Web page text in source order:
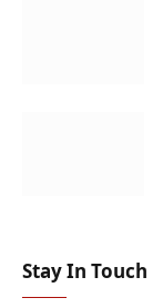
Stay In Touch